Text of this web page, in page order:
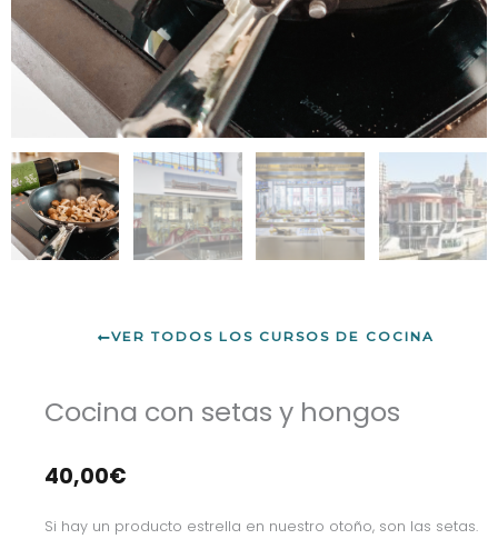
VER TODOS LOS CURSOS DE COCINA
Cocina con setas y hongos
40,00€
Si hay un producto estrella en nuestro otoño, son las setas.